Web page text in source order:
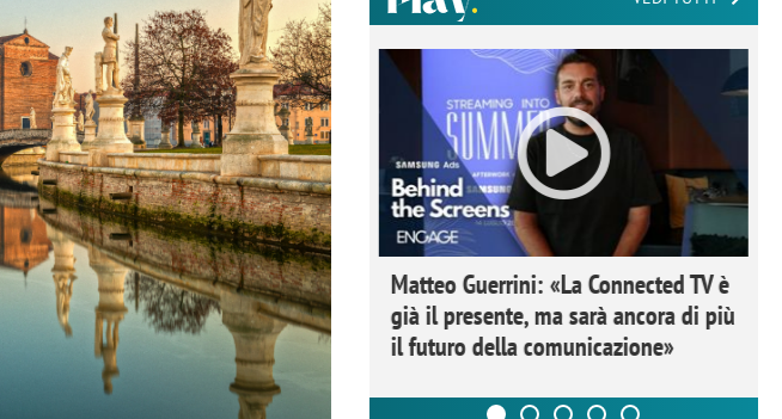
Networking agli eventi: come la
startup Kicè punta a eliminare lo
"spreco di relazioni"
Matteo Guerrini: «La Connected TV è
già il presente, ma sarà ancora di più
il futuro della comunicazione»